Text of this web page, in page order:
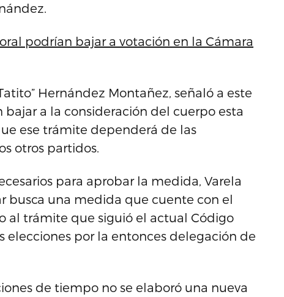
podrían bajar a votación en la Cámara
Hernández Montañez, señaló a este
a la consideración del cuerpo esta
ese trámite dependerá de las
otros partidos.
para aprobar la medida, Varela
busca una medida que cuente con el
al trámite que siguió el actual Código
elecciones por la entonces delegación de
de tiempo no se elaboró una nueva